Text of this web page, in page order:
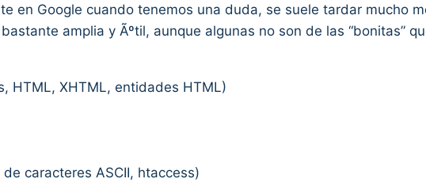
en Google cuando tenemos una duda, se suele tardar mucho
amplia y Ãºtil, aunque algunas no son de las “bonitas”
HTML, XHTML, entidades HTML)
caracteres ASCII, htaccess)